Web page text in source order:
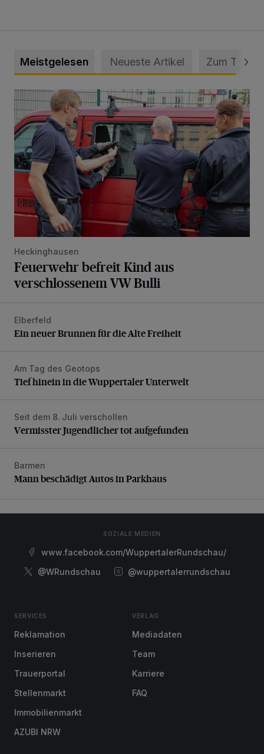
Meistgelesen Neueste Artikel Zum Thema
Feuerwehr befreit Kind aus verschlossenem VW Bulli
Heckinghausen
Feuerwehr befreit Kind aus
verschlossenem VW Bulli
Ein neuer Brunnen für die Alte Freiheit
Elberfeld
Ein neuer Brunnen für die Alte Freiheit
Tief hinein in die Wuppertaler Unterwelt
Am Tag des Geotops
Tief hinein in die Wuppertaler Unterwelt
Vermisster Jugendlicher tot aufgefunden
Seit dem 8. Juli verschollen
Vermisster Jugendlicher tot aufgefunden
Mann beschädigt Autos in Parkhaus
Barmen
Mann beschädigt Autos in Parkhaus
SOZIALE MEDIEN
www.facebook.com/WuppertalerRundschau/
@WRundschau
@wuppertalerrundschau
SERVICES
Reklamation
Inserieren
Trauerportal
Stellenmarkt
Immobilienmarkt
AZUBI NRW
VERLAG
Mediadaten
Team
Karriere
FAQ